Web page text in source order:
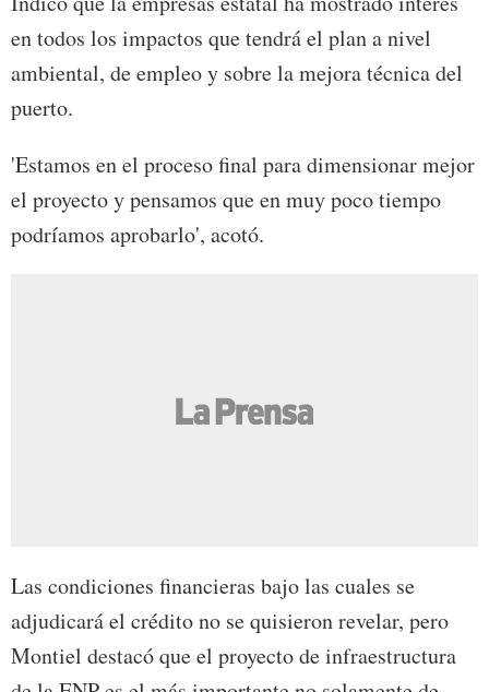
en todos los impactos que tendrá el plan a nivel
ambiental, de empleo y sobre la mejora técnica del
puerto.
'Estamos en el proceso final para dimensionar mejor
el proyecto y pensamos que en muy poco tiempo
podríamos aprobarlo', acotó.
Las condiciones financieras bajo las cuales se
adjudicará el crédito no se quisieron revelar, pero
Montiel destacó que el proyecto de infraestructura